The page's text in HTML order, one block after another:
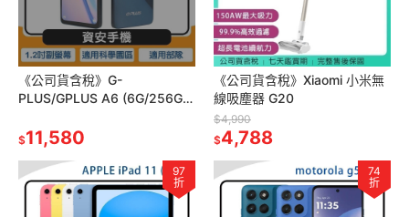
《公司貨含稅》G-
PLUS/GPLUS A6 (6G/256G)
$11,580
《公司貨含稅》Xiaomi 小米無
線吸塵器 G20
$4,990
$4,788
97
折
74
折